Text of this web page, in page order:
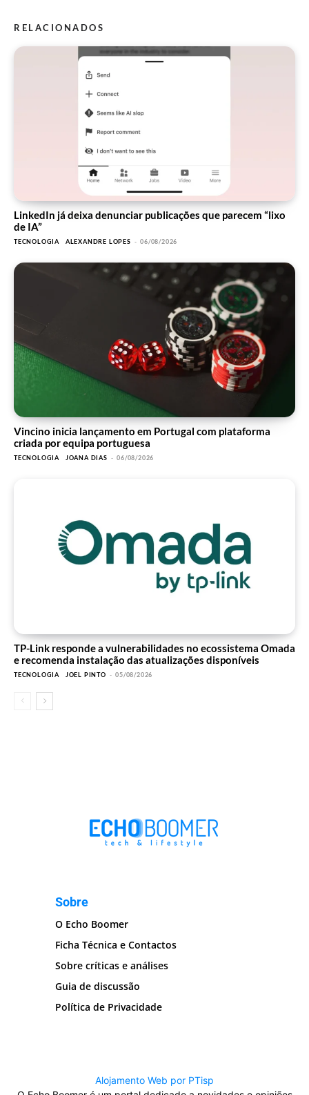
RELACIONADOS
LinkedIn já deixa denunciar publicações que parecem “lixo
de IA”
TECNOLOGIA ALEXANDRE LOPES - 06/08/2026
Vincino inicia lançamento em Portugal com plataforma
criada por equipa portuguesa
TECNOLOGIA JOANA DIAS - 06/08/2026
TP-Link responde a vulnerabilidades no ecossistema Omada
e recomenda instalação das atualizações disponíveis
TECNOLOGIA JOEL PINTO - 05/08/2026
Sobre
O Echo Boomer
Ficha Técnica e Contactos
Sobre críticas e análises
Guia de discussão
Política de Privacidade
Alojamento Web por PTisp